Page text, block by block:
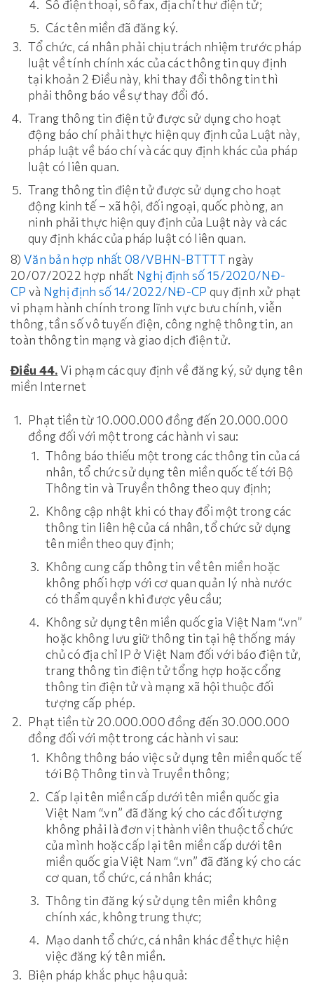
Số điện thoại, số fax, địa chỉ thư điện tử;
Các tên miền đã đăng ký.
Tổ chức, cá nhân phải chịu trách nhiệm trước pháp
luật về tính chính xác của các thông tin quy định
tại khoản 2 Điều này, khi thay đổi thông tin thì
phải thông báo về sự thay đổi đó.
Trang thông tin điện tử được sử dụng cho hoạt
động báo chí phải thực hiện quy định của Luật này,
pháp luật về báo chí và các quy định khác của pháp
luật có liên quan.
Trang thông tin điện tử được sử dụng cho hoạt
động kinh tế – xã hội, đối ngoại, quốc phòng, an
ninh phải thực hiện quy định của Luật này và các
quy định khác của pháp luật có liên quan.
8) Văn bản hợp nhất 08/VBHN-BTTTTngày
20/07/2022 hợp nhất Nghị định số 15/2020/NĐ-
CP và Nghị định số 14/2022/NĐ-CP quy định xử phạt
vi phạm hành chính trong lĩnh vực bưu chính, viễn
thông, tần số vô tuyến điện, công nghệ thông tin, an
toàn thông tin mạng và giao dịch điện tử.
Điều 44.Vi phạm các quy định về đăng ký, sử dụng tên
miền Internet
Phạt tiền từ 10.000.000 đồng đến 20.000.000
đồng đối với một trong các hành vi sau:
Thông báo thiếu một trong các thông tin của cá
nhân, tổ chức sử dụng tên miền quốc tế tới Bộ
Thông tin và Truyền thông theo quy định;
Không cập nhật khi có thay đổi một trong các
thông tin liên hệ của cá nhân, tổ chức sử dụng
tên miền theo quy định;
Không cung cấp thông tin về tên miền hoặc
không phối hợp với cơ quan quản lý nhà nước
có thẩm quyền khi được yêu cầu;
Không sử dụng tên miền quốc gia Việt Nam “.vn”
hoặc không lưu giữ thông tin tại hệ thống máy
chủ có địa chỉ IP ở Việt Nam đối với báo điện tử,
trang thông tin điện tử tổng hợp hoặc cổng
thông tin điện tử và mạng xã hội thuộc đối
tượng cấp phép.
Phạt tiền từ 20.000.000 đồng đến 30.000.000
đồng đối với một trong các hành vi sau:
Không thông báo việc sử dụng tên miền quốc tế
tới Bộ Thông tin và Truyền thông;
Cấp lại tên miền cấp dưới tên miền quốc gia
Việt Nam “.vn” đã đăng ký cho các đối tượng
không phải là đơn vị thành viên thuộc tổ chức
của mình hoặc cấp lại tên miền cấp dưới tên
miền quốc gia Việt Nam “.vn” đã đăng ký cho các
cơ quan, tổ chức, cá nhân khác;
Thông tin đăng ký sử dụng tên miền không
chính xác, không trung thực;
Mạo danh tổ chức, cá nhân khác để thực hiện
việc đăng ký tên miền.
Biện pháp khắc phục hậu quả: